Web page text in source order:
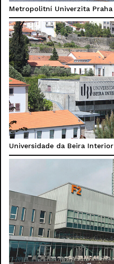
Metropolitní Univerzita Praha
Universidade da Beira Interior